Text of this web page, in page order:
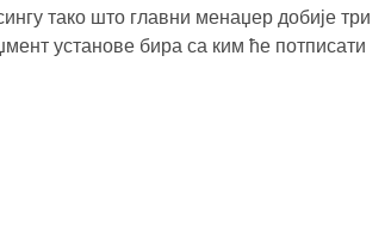
тако што главни менаџер добије три
установе бира са ким ће потписати